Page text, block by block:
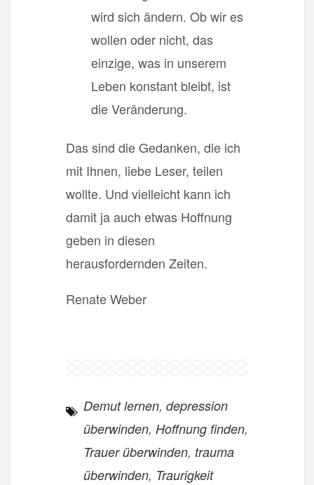
wird sich ändern. Ob wir es
wollen oder nicht, das
einzige, was in unserem
Leben konstant bleibt, ist
die Veränderung.
Das sind die Gedanken, die ich
mit Ihnen, liebe Leser, teilen
wollte. Und vielleicht kann ich
damit ja auch etwas Hoffnung
geben in diesen
herausfordernden Zeiten.
Renate Weber
Demut lernen,depression
überwinden,Hoffnung finden,
Trauer überwinden, trauma
überwinden, Traurigkeit